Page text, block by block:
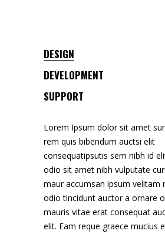
DESIGN
DEVELOPMENT
SUPPORT
Lorem Ipsum dolor sit amet
rem quis bibendum auctsi elit
consequatipsutis sem nibh id
odio sit amet nibh vulputate
maur accumsan ipsum velitam
odio tincidunt auctor a ornare
mauris vitae erat consequat
elit. Eam reque graece mucius